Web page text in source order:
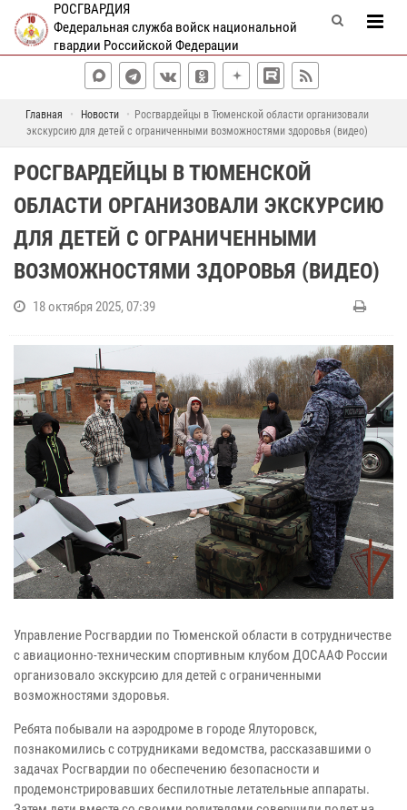
РОСГВАРДИЯ
Федеральная служба войск национальной
гвардии Российской Федерации
Главная Новости
Росгвардейцы в Тюменской области организовали
экскурсию для детей с ограниченными возможностями здоровья (видео)
РОСГВАРДЕЙЦЫ В ТЮМЕНСКОЙ
ОБЛАСТИ ОРГАНИЗОВАЛИ ЭКСКУРСИЮ
ДЛЯ ДЕТЕЙ С ОГРАНИЧЕННЫМИ
ВОЗМОЖНОСТЯМИ ЗДОРОВЬЯ (ВИДЕО)
18 октября 2025, 07:39
Управление Росгвардии по Тюменской области в сотрудничестве
с авиационно-техническим спортивным клубом ДОСААФ России
организовало экскурсию для детей с ограниченными
возможностями здоровья.
Ребята побывали на аэродроме в городе Ялуторовск,
познакомились с сотрудниками ведомства, рассказавшими о
задачах Росгвардии по обеспечению безопасности и
продемонстрировавших беспилотные летательные аппараты.